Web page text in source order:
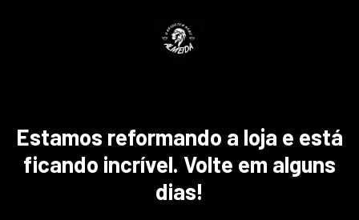
Estamos reformando a loja e está
ficando incrível. Volte em alguns
dias!